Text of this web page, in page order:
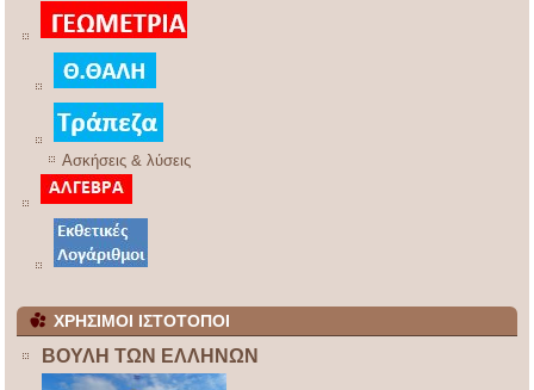
Ασκήσεις & λύσεις
ΧΡΗΣΙΜΟΙ ΙΣΤΟΤΟΠΟΙ
ΒΟΥΛΗ ΤΩΝ ΕΛΛΗΝΩΝ